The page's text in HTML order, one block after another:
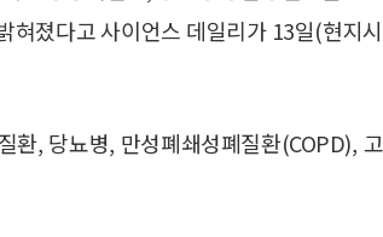
졌다고 사이언스 데일리가 13일(현지
, 당뇨병, 만성폐쇄성폐질환(COPD),